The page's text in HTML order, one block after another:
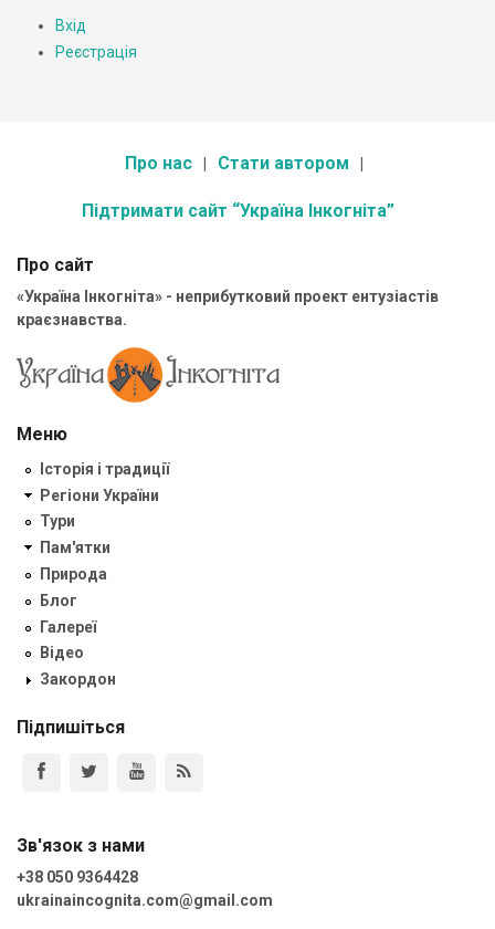
Вхід
Реєстрація
Про нас Стати автором
Підтримати сайт “Україна Інкогніта”
Про сайт
«Україна Інкогніта» - неприбутковий проект ентузіастів
краєзнавства.
Меню
Історія і традиції
Регіони України
Тури
Пам'ятки
Природа
Блог
Галереї
Відео
Закордон
Підпишіться
Зв'язок з нами
+38 050 9364428
ukrainaincognita.com@gmail.com